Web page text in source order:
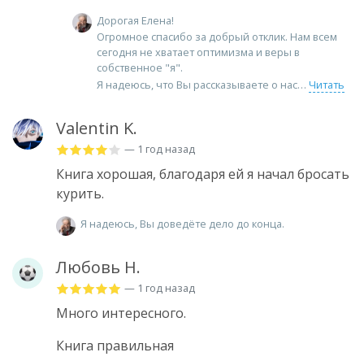
Дорогая Елена!
Огромное спасибо за добрый отклик. Нам всем
сегодня не хватает оптимизма и веры в
собственное "я".
Я надеюсь, что Вы рассказываете о нас
Читать
Valentin K.
— 1 год назад
Книга хорошая, благодаря ей я начал бросать
курить.
Я надеюсь, Вы доведёте дело до конца.
Любовь Н.
— 1 год назад
Много интересного.
Книга правильная